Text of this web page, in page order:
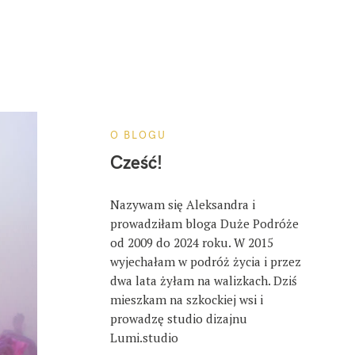
O BLOGU
Cześć!
Nazywam się Aleksandra i
prowadziłam bloga Duże Podróże
od 2009 do 2024 roku. W 2015
wyjechałam w podróż życia i przez
dwa lata żyłam na walizkach. Dziś
mieszkam na szkockiej wsi i
prowadzę studio dizajnu
Lumi.studio